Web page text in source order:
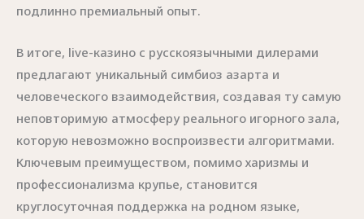
подлинно премиальный опыт.
В итоге, live-казино с русскоязычными дилерами
предлагают уникальный симбиоз азарта и
человеческого взаимодействия, создавая ту самую
неповторимую атмосферу реального игорного зала,
которую невозможно воспроизвести алгоритмами.
Ключевым преимуществом, помимо харизмы и
профессионализма крупье, становится
круглосуточная поддержка на родном языке,